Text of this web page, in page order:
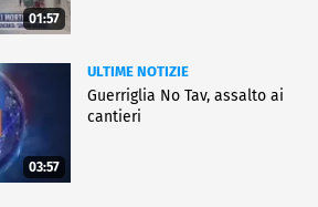
01:57
03:57
ULTIME NOTIZIE
Guerriglia No Tav, assalto ai
cantieri